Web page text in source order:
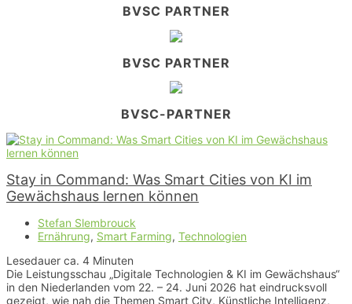
BVSC PARTNER
BVSC PARTNER
BVSC-PARTNER
Stay in Command: Was Smart Cities von KI im
Gewächshaus lernen können
Stefan Slembrouck
Ernährung, Smart Farming, Technologien
Lesedauer ca. 4 Minuten
Die Leistungsschau „Digitale Technologien & KI im Gewächshaus“
in den Niederlanden vom 22. – 24. Juni 2026 hat eindrucksvoll
gezeigt, wie nah die Themen Smart City, Künstliche Intelligenz,